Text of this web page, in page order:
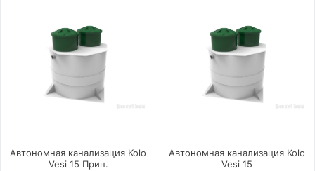
Автономная канализация Kolo
Vesi 15 Прин.
Автономная канализация Kolo
Vesi 15